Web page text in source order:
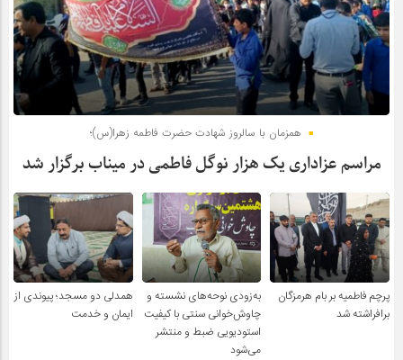
همزمان با سالروز شهادت حضرت فاطمه زهرا(س)؛
مراسم عزاداری یک هزار نوگل فاطمی در میناب برگزار شد
پرچم فاطمیه بر بام هرمزگان
برافراشته شد
به‌زودی نوحه‌های نشسته و
چاوش‌خوانی سنتی با کیفیت
استودیویی ضبط و منتشر
می‌شود
همدلی دو مسجد؛ پیوندی از
ایمان و خدمت